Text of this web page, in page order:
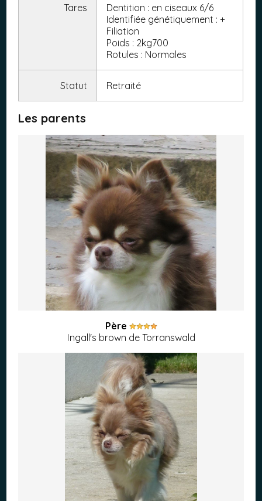
Tares
Dentition : en ciseaux 6/6
Identifiée génétiquement : +
Filiation
Poids : 2kg700
Rotules : Normales
Statut Retraité
Les parents
Père
Ingall's brown de Torranswald